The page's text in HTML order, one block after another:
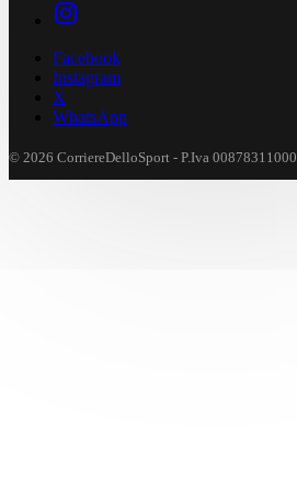
Facebook
Instagram
X
WhatsApp
© 2026 CorriereDelloSport - P.Iva 00878311000